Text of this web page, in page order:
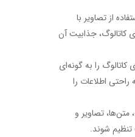
از تصاویر با
کاتالوگ، جذابیت آن
کاتالوگ را به گونه‌ای
راحتی اطلاعات را
متن‌ها، تصاویر و
تنظیم شوند.